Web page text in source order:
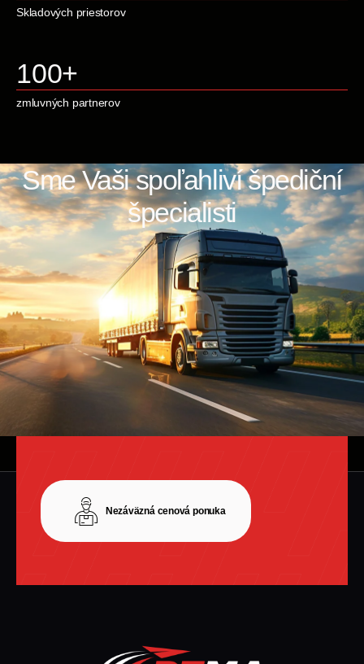
Skladových priestorov
100+
zmluvných partnerov
Sme Vaši spoľahliví špediční
špecialisti
Nezáväzná cenová ponuka